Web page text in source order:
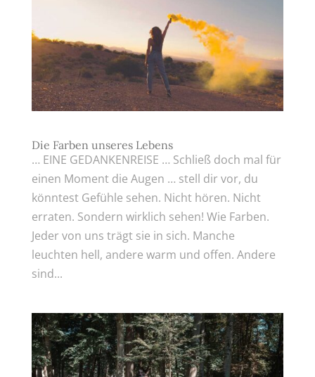
Die Farben unseres Lebens
… EINE GEDANKENREISE … Schließ doch mal für
einen Moment die Augen … stell dir vor, du
könntest Gefühle sehen. Nicht hören. Nicht
erraten. Sondern wirklich sehen! Wie Farben.
Jeder von uns trägt sie in sich. Manche
leuchten hell, andere warm und offen. Andere
sind...